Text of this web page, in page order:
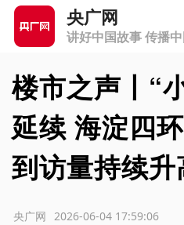
央广网
讲好中国故事 传播
楼市之声丨“
延续 海淀四
到访量持续升
2026-06-04 17:59:06
央广网